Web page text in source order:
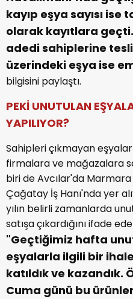
kayıp eşya sayısı
olarak kayıtlara geçti.
adedi sahiplerine
üzerindeki eşya ise
bilgisini paylaştı.
PEKİ UNUTULAN
YAPILIYOR?
Sahipleri çıkmayan
firmalara ve mağazalara
biri de Avcılar'da
Çağatay İş Hanı'nda yer
yılın belirli zamanlarda
satışa çıkardığını ifade
"Geçtiğimiz hafta
eşyalarla ilgili bir
katıldık ve kazandık.
Cuma günü bu